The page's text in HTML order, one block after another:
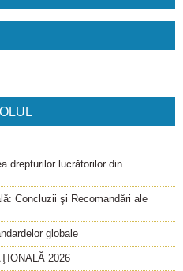
drepturilor lucrătorilor din
Concluzii şi Recomandări ale
globale
2026